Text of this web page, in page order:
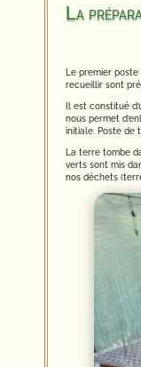
La
Le premier
recueillir sont
Il est constitué
nous permet
initiale. Poste de
La terre tombe
verts sont mis
nos déchets